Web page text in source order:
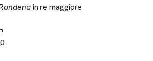
in re maggiore